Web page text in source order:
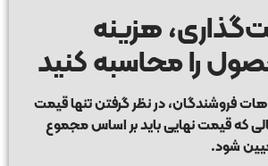
هزینه
را محاسبه کنید
فروشندگان، در نظر گرفتن تنها قیمت
که قیمت نهایی باید بر اساس مجموع
شود.